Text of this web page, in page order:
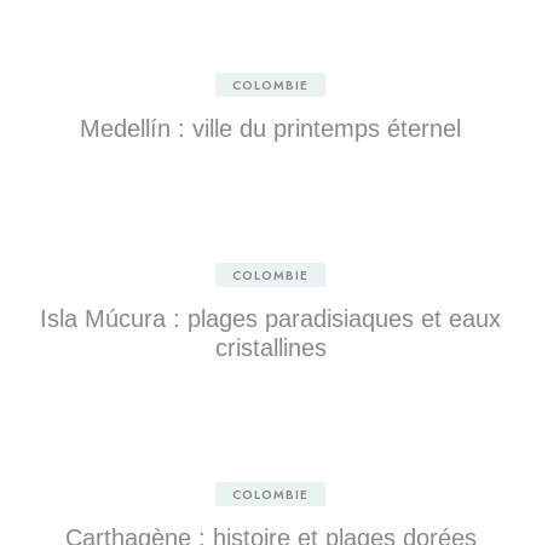
COLOMBIE
Medellín : ville du printemps éternel
COLOMBIE
Isla Múcura : plages paradisiaques et eaux
cristallines
COLOMBIE
Carthagène : histoire et plages dorées